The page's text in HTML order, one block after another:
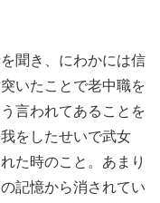
聞き、にわかには信
いたことで老中職を
言われてあることを
をしたせいで武女
た時のこと。あまり
記憶から消されてい